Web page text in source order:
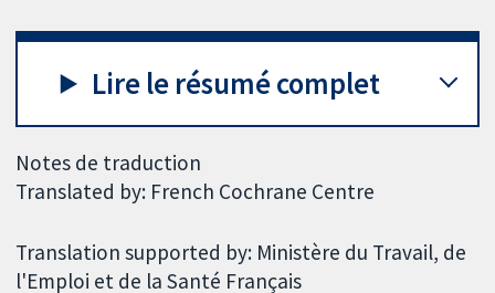
Lire le résumé complet
Notes de traduction
Translated by: French Cochrane Centre
Translation supported by: Ministère du Travail, de
l'Emploi et de la Santé Français